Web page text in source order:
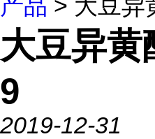
产品 > 大豆异
大豆异黄
9
2019-12-31